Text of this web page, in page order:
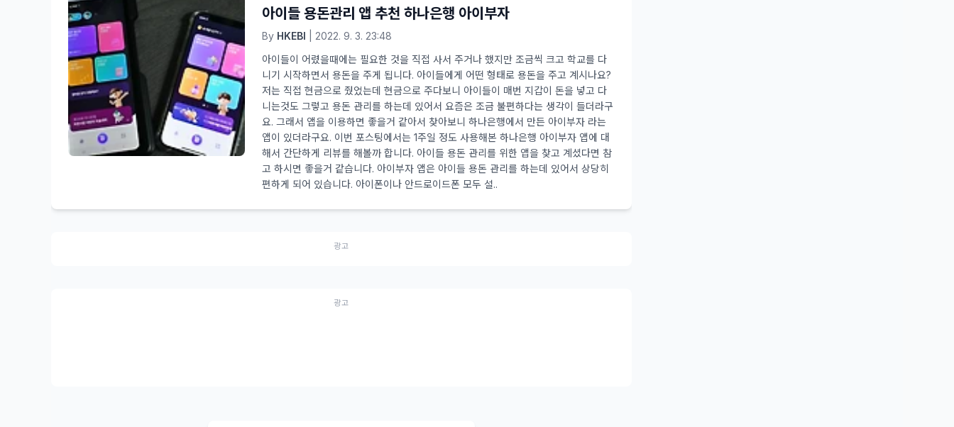
아이들 용돈관리 앱 추천 하나은행 아이부자
By HKEBI | 2022. 9. 3. 23:48
아이들이 어렸을때에는 필요한 것을 직접 사서 주거나 했지만 조금씩 크고 학교를 다
니기 시작하면서 용돈을 주게 됩니다. 아이들에게 어떤 형태로 용돈을 주고 계시나요?
저는 직접 현금으로 줬었는데 현금으로 주다보니 아이들이 매번 지갑이 돈을 넣고 다
니는것도 그렇고 용돈 관리를 하는데 있어서 요즘은 조금 불편하다는 생각이 들더라구
요. 그래서 앱을 이용하면 좋을거 같아서 찾아보니 하나은행에서 만든 아이부자 라는
앱이 있더라구요. 이번 포스팅에서는 1주일 정도 사용해본 하나은행 아이부자 앱에 대
해서 간단하게 리뷰를 해볼까 합니다. 아이들 용돈 관리를 위한 앱을 찾고 계셨다면 참
고 하시면 좋을거 같습니다. 아이부자 앱은 아이들 용돈 관리를 하는데 있어서 상당히
편하게 되어 있습니다. 아이폰이나 안드로이드폰 모두 설..
광고
광고